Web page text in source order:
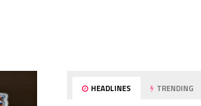
HEADLINES TRENDING